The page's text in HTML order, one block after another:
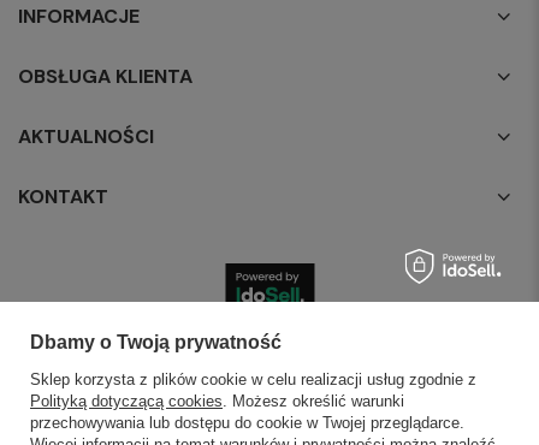
INFORMACJE
OBSŁUGA KLIENTA
AKTUALNOŚCI
KONTAKT
Dbamy o Twoją prywatność
Sklep korzysta z plików cookie w celu realizacji usług zgodnie z
Polityką dotyczącą cookies. Możesz określić warunki
przechowywania lub dostępu do cookie w Twojej przeglądarce.